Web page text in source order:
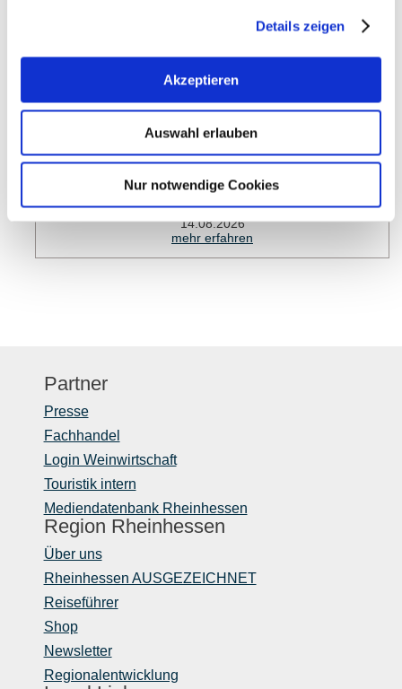
Details zeigen
Akzeptieren
Auswahl erlauben
Nur notwendige Cookies
Land…
Mauchenheim
14.08.2026
mehr erfahren
Partner
Presse
Fachhandel
Login Weinwirtschaft
Touristik intern
Mediendatenbank Rheinhessen
Region Rheinhessen
Über uns
Rheinhessen AUSGEZEICHNET
Reiseführer
Shop
Newsletter
Regionalentwicklung